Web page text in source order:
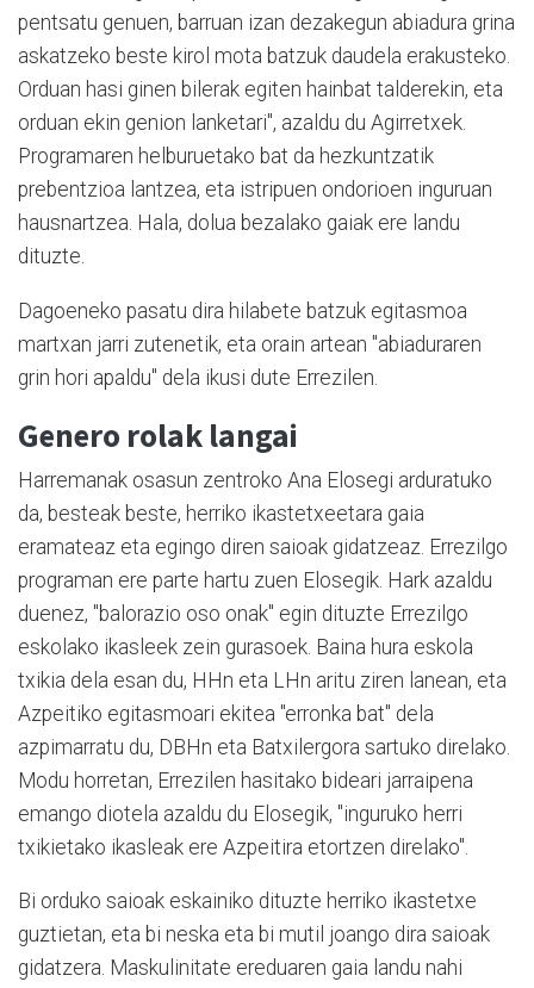
pentsatu genuen, barruan izan dezakegun abiadura grina
askatzeko beste kirol mota batzuk daudela erakusteko.
Orduan hasi ginen bilerak egiten hainbat talderekin, eta
orduan ekin genion lanketari", azaldu du Agirretxek.
Programaren helburuetako bat da hezkuntzatik
prebentzioa lantzea, eta istripuen ondorioen inguruan
hausnartzea. Hala, dolua bezalako gaiak ere landu
dituzte.
Dagoeneko pasatu dira hilabete batzuk egitasmoa
martxan jarri zutenetik, eta orain artean "abiaduraren
grin hori apaldu" dela ikusi dute Errezilen.
Genero rolak langai
Harremanak osasun zentroko Ana Elosegi arduratuko
da, besteak beste, herriko ikastetxeetara gaia
eramateaz eta egingo diren saioak gidatzeaz. Errezilgo
programan ere parte hartu zuen Elosegik. Hark azaldu
duenez, "balorazio oso onak" egin dituzte Errezilgo
eskolako ikasleek zein gurasoek. Baina hura eskola
txikia dela esan du, HHn eta LHn aritu ziren lanean, eta
Azpeitiko egitasmoari ekitea "erronka bat" dela
azpimarratu du, DBHn eta Batxilergora sartuko direlako.
Modu horretan, Errezilen hasitako bideari jarraipena
emango diotela azaldu du Elosegik, "inguruko herri
txikietako ikasleak ere Azpeitira etortzen direlako".
Bi orduko saioak eskainiko dituzte herriko ikastetxe
guztietan, eta bi neska eta bi mutil joango dira saioak
gidatzera. Maskulinitate ereduaren gaia landu nahi